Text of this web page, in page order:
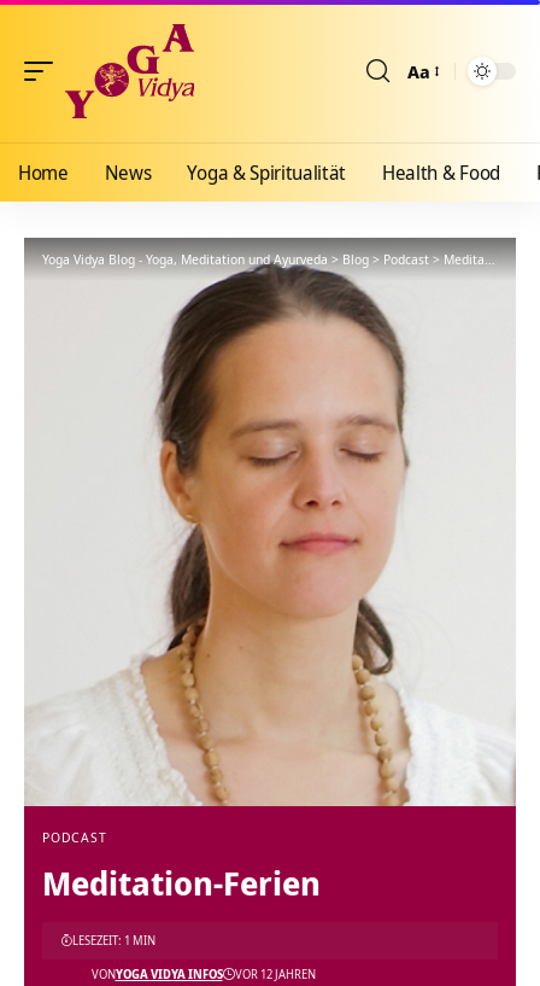
Aa
Home News Yoga & Spiritualität Health & Food
Yoga Vidya Blog - Yoga, Meditation und Ayurveda>Blog>Podcast>Meditation-Ferien
PODCAST
Meditation-Ferien
VONYOGA VIDYA INFOS VOR 12 JAHREN
LESEZEIT: 1 MIN